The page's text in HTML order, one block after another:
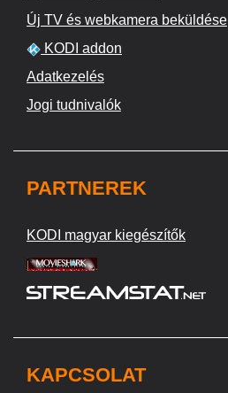
Új TV és webkamera beküldése
KODI addon
Adatkezelés
Jogi tudnivalók
PARTNEREK
KODI magyar kiegészítők
KAPCSOLAT